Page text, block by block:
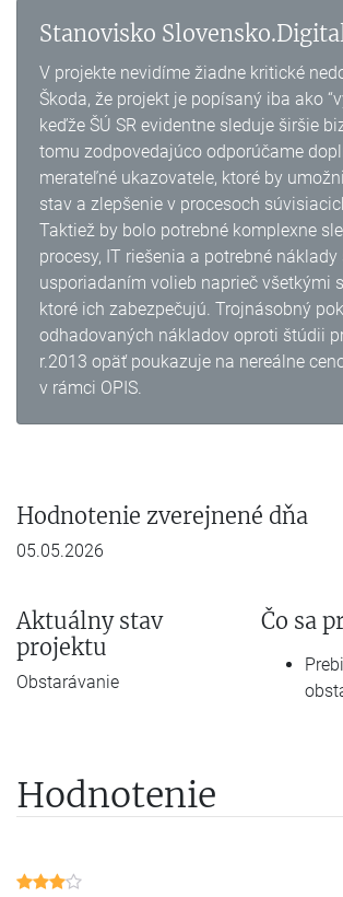
Stanovisko
V projekte nevidíme žiadne kritické
Škoda, že projekt je popísaný iba ako
keďže ŠÚ SR evidentne sleduje širšie
tomu zodpovedajúco odporúčame
merateľné ukazovatele, ktoré by
stav a zlepšenie v procesoch
Taktiež by bolo potrebné komplexne
procesy, IT riešenia a potrebné
usporiadaním volieb naprieč všetkými
ktoré ich zabezpečujú. Trojnásobný
odhadovaných nákladov oproti štúdii
r.2013 opäť poukazuje na nereálne
v rámci OPIS.
Hodnotenie zverejnené dňa
05.05.2026
Aktuálny stav
projektu
Obstarávanie
Čo sa
Hodnotenie